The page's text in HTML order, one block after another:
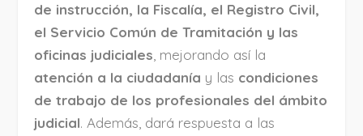
de instrucción, la Fiscalía, el Registro Civil,
el Servicio Común de Tramitación y las
oficinas judiciales , mejorando así la
atención a la ciudadanía y las condiciones
de trabajo de los profesionales del ámbito
judicial. Además, dará respuesta a las